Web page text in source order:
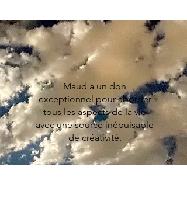
Maud a un don
exceptionnel pour aborder
tous les aspects de la vie
avec une source inépuisable
de créativité.